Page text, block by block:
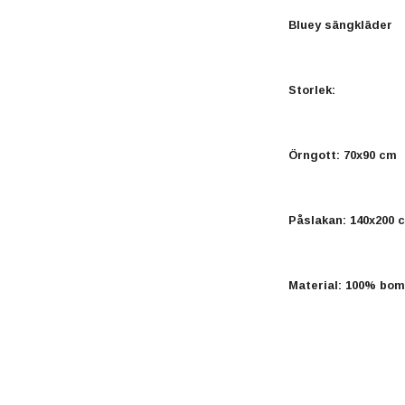
Bluey sängkläder
Storlek:
Örngott: 70x90 cm
Påslakan: 140x200
Material: 100%